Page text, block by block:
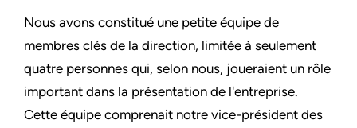
Nous avons constitué une petite équipe de
membres clés de la direction, limitée à seulement
quatre personnes qui, selon nous, joueraient un rôle
important dans la présentation de l'entreprise.
Cette équipe comprenait notre vice-président des